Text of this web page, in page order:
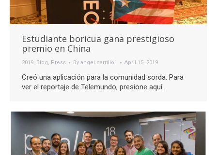
Estudiante boricua gana prestigioso
premio en China
2019, Blog, Press By angel.carrillo1 April 15, 2019
Creó una aplicación para la comunidad sorda. Para
ver el reportaje de Telemundo, presione aquí.